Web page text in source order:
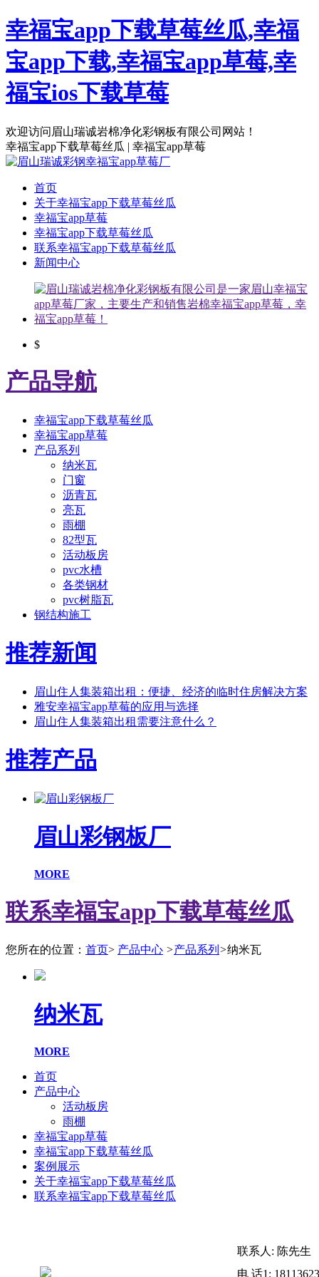
幸福宝app下载草莓丝瓜,幸福
宝app下载,幸福宝app草莓,幸
福宝ios下载草莓
欢迎访问眉山瑞诚岩棉净化彩钢板有限公司网站！
幸福宝app下载草莓丝瓜 | 幸福宝app草莓
首页
关于幸福宝app下载草莓丝瓜
幸福宝app草莓
幸福宝app下载草莓丝瓜
联系幸福宝app下载草莓丝瓜
新闻中心
$
产品导航
幸福宝app下载草莓丝瓜
幸福宝app草莓
产品系列
纳米瓦
门窗
沥青瓦
亮瓦
雨棚
82型瓦
活动板房
pvc水槽
各类钢材
pvc树脂瓦
钢结构施工
推荐新闻
眉山住人集装箱出租：便捷、经济的临时住房解决方案
雅安幸福宝app草莓的应用与选择
眉山住人集装箱出租需要注意什么？
推荐产品
眉山彩钢板厂
MORE
联系幸福宝app下载草莓丝瓜
您所在的位置： 首页> 产品中心 >产品系列 >纳米瓦
纳米瓦
MORE
首页
产品中心
活动板房
雨棚
幸福宝app草莓
幸福宝app下载草莓丝瓜
案例展示
关于幸福宝app下载草莓丝瓜
联系幸福宝app下载草莓丝瓜
联系人: 陈先生
电 话1: